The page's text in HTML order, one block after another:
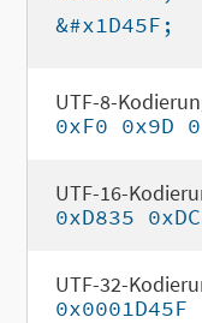
&#x1D45F;
UTF-8-
0xF0 0x9D
UTF-16-
0xD835
UTF-32-
0x0001D45F